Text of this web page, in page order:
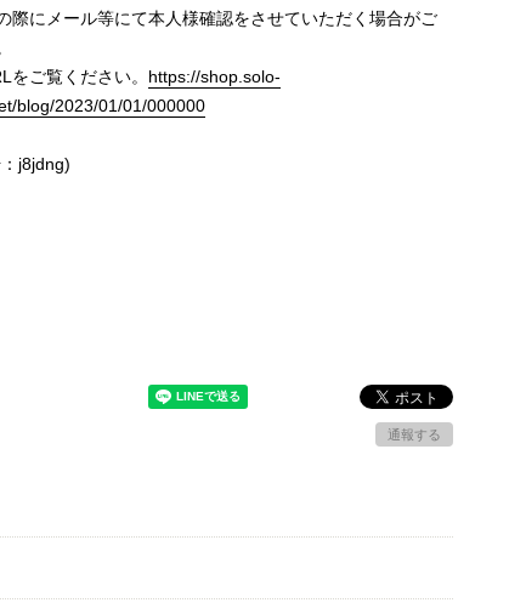
際にメール等にて本人様確認をさせていただく場合がご
をご覧ください。 https://shop.solo-
blog/2023/01/01/000000
j8jdng)
通報する